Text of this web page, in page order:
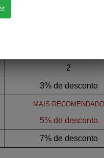
planos com faixas
2
3% de desconto
MAIS RECOMENDADO
5% de desconto
7% de desconto